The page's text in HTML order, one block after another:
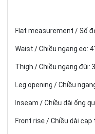
Flat measurement / Số
Waist / Chiều ngang eo:
Thigh / Chiều ngang đùi:
Leg opening / Chiều
Inseam / Chiều dài ống
Front rise / Chiều dài